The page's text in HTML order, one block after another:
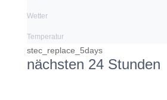
Wetter
Temperatur
stec_replace_5days
nächsten 24 Stunden